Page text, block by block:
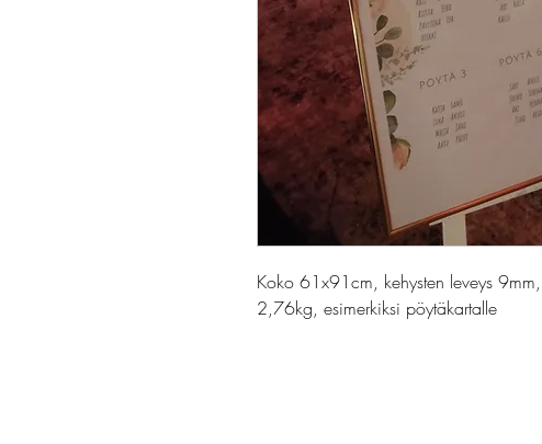
Koko 61x91cm, kehysten leveys
2,76kg, esimerkiksi pöytäkartalle